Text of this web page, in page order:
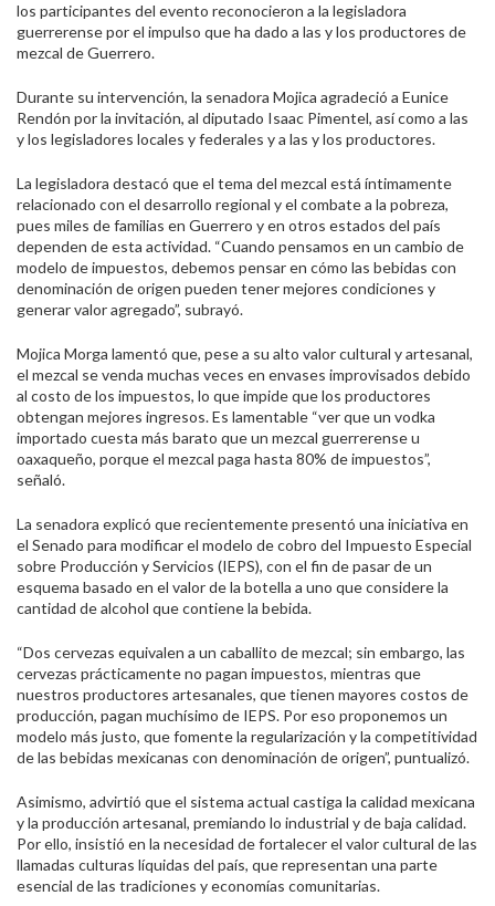
los participantes del evento reconocieron a la legisladora
guerrerense por el impulso que ha dado a las y los productores de
mezcal de Guerrero.
Durante su intervención, la senadora Mojica agradeció a Eunice
Rendón por la invitación, al diputado Isaac Pimentel, así como a las
y los legisladores locales y federales y a las y los productores.
La legisladora destacó que el tema del mezcal está íntimamente
relacionado con el desarrollo regional y el combate a la pobreza,
pues miles de familias en Guerrero y en otros estados del país
dependen de esta actividad. “Cuando pensamos en un cambio de
modelo de impuestos, debemos pensar en cómo las bebidas con
denominación de origen pueden tener mejores condiciones y
generar valor agregado”, subrayó.
Mojica Morga lamentó que, pese a su alto valor cultural y artesanal,
el mezcal se venda muchas veces en envases improvisados debido
al costo de los impuestos, lo que impide que los productores
obtengan mejores ingresos. Es lamentable “ver que un vodka
importado cuesta más barato que un mezcal guerrerense u
oaxaqueño, porque el mezcal paga hasta 80% de impuestos”,
señaló.
La senadora explicó que recientemente presentó una iniciativa en
el Senado para modificar el modelo de cobro del Impuesto Especial
sobre Producción y Servicios (IEPS), con el fin de pasar de un
esquema basado en el valor de la botella a uno que considere la
cantidad de alcohol que contiene la bebida.
“Dos cervezas equivalen a un caballito de mezcal; sin embargo, las
cervezas prácticamente no pagan impuestos, mientras que
nuestros productores artesanales, que tienen mayores costos de
producción, pagan muchísimo de IEPS. Por eso proponemos un
modelo más justo, que fomente la regularización y la competitividad
de las bebidas mexicanas con denominación de origen”, puntualizó.
Asimismo, advirtió que el sistema actual castiga la calidad mexicana
y la producción artesanal, premiando lo industrial y de baja calidad.
Por ello, insistió en la necesidad de fortalecer el valor cultural de las
llamadas culturas líquidas del país, que representan una parte
esencial de las tradiciones y economías comunitarias.